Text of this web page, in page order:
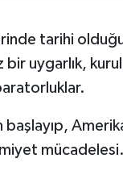
tarihi
uygarlık,
başlayıp,
mücadelesi.